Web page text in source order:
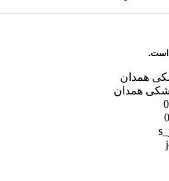
است.
همدان
همدان